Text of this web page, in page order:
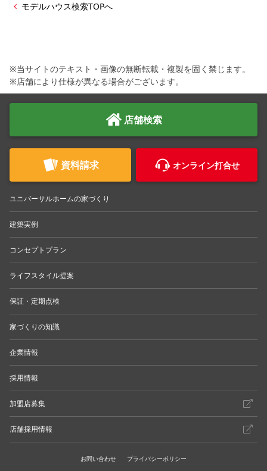
モデルハウス検索TOPへ
※当サイトのテキスト・画像の無断転載・複製を固く禁じます。
※店舗により仕様が異なる場合がございます。
店舗検索
資料請求 オンライン打合せ
ユニバーサルホームの家づくり
建築実例
コンセプトプラン
ライフスタイル提案
保証・定期点検
家づくりの知識
企業情報
採用情報
加盟店募集
店舗採用情報
お問い合わせ プライバシーポリシー